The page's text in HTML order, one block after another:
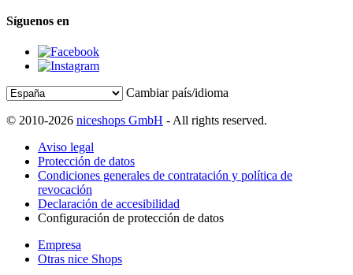
Síguenos en
Cambiar país/idioma
© 2010-2026 niceshops GmbH - All rights reserved.
Aviso legal
Protección de datos
Condiciones generales de contratación y política de
revocación
Declaración de accesibilidad
Configuración de protección de datos
Empresa
Otras nice Shops